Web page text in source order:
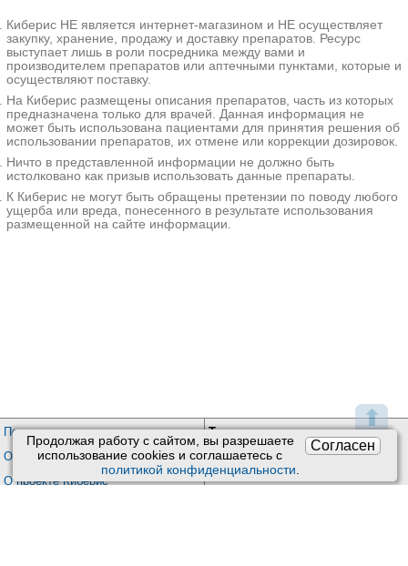
⬆
Согласен
Продолжая работу с сайтом, вы разрешаете
использование сookies и соглашаетесь с
политикой конфиденциальности.
✚Ринопластика
Киберис НЕ является интернет-магазином и НЕ осуществляет
закупку, хранение, продажу и доставку препаратов. Ресурс
выступает лишь в роли посредника между вами и
производителем препаратов или аптечными пунктами, которые и
осуществляют поставку.
На Киберис размещены описания препаратов, часть из которых
предназначена только для врачей. Данная информация не
может быть использована пациентами для принятия решения об
использовании препаратов, их отмене или коррекции дозировок.
Ничто в представленной информации не должно быть
истолковано как призыв использовать данные препараты.
К Киберис не могут быть обращены претензии по поводу любого
ущерба или вреда, понесенного в результате использования
размещенной на сайте информации.
Пользовательское соглашение
Обработка персональных данных
О проекте Киберис
Техподдержка:
Обратная связь
Почта:kiberis@mail.ru